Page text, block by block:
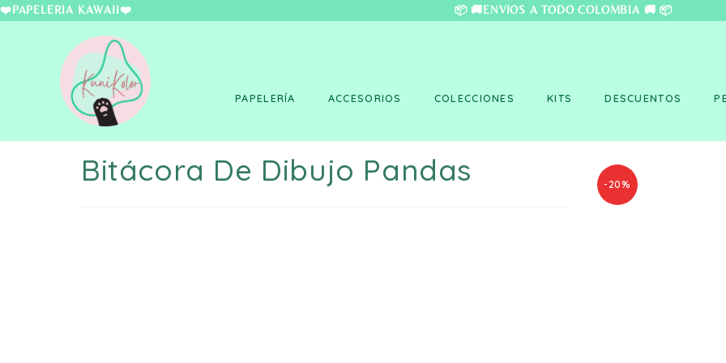
❤️PAPELERÍA KAWAII❤️ 📦 🚚ENVÍOS A
PAPELERÍA ACCESORIOS COLECCIONES KITS DESCUENTOS
Bitácora De Dibujo Pandas -20%